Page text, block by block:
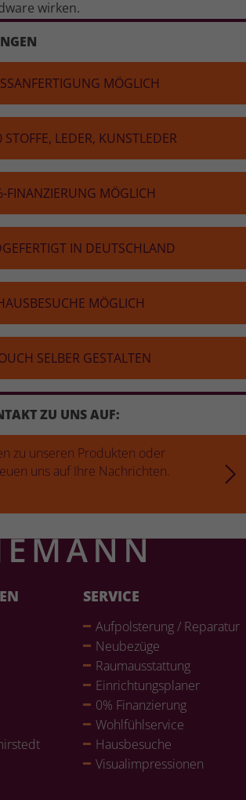
wirken.
MÖGLICH
STOFFE, LEDER, KUNST­LE­DER
FINAN­ZIE­RUNG MÖGLICH
IN DEUTSCH­LAND
MÖGLICH
SELBER GESTALTEN
ZU UNS AUF:
zu unseren Produkten oder
uns auf Ihre Nachrichten.
SERVICE
Auf­pols­te­rung / Reparatur
Neubezüge
Raum­aus­stat­tung
Ein­rich­tungs­pla­ner
0% Finan­zie­rung
Wohl­fühlser­vice
Haus­be­su­che
Visualim­pres­sio­nen